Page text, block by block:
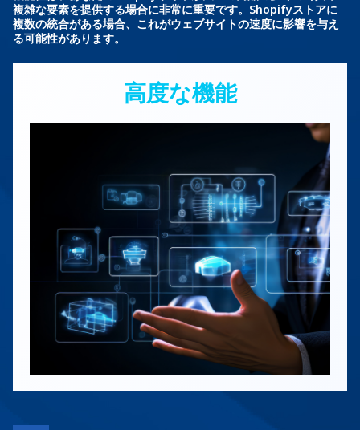
複雑な要素を提供する場合に非常に重要です。Shopifyストアに
複数の統合がある場合、これがウェブサイトの速度に影響を与え
る可能性があります。
高度な機能